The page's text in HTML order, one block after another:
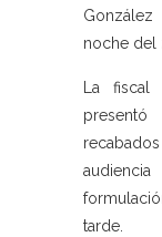
noche del
La fiscal
tarde.